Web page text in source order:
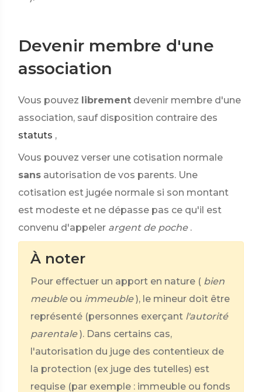
Devenir membre d'une
association
Vous pouvez librement devenir membre d'une
association, sauf disposition contraire des
statuts ,
Vous pouvez verser une cotisation normale
sans autorisation de vos parents. Une
cotisation est jugée normale si son montant
est modeste et ne dépasse pas ce qu'il est
convenu d'appeler argent de poche .
À noter
Pour effectuer un apport en nature ( bien
meuble ou immeuble ), le mineur doit être
représenté (personnes exerçant l'autorité
parentale ). Dans certains cas,
l'autorisation du juge des contentieux de
la protection (ex juge des tutelles) est
requise (par exemple : immeuble ou fonds